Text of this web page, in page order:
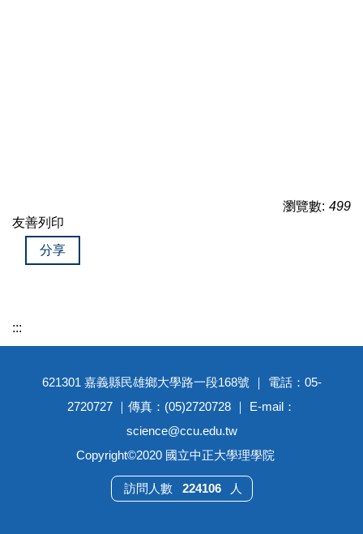
瀏覽數: 499
友善列印
分享
:::
621301 嘉義縣民雄鄉大學路一段168號 ｜ 電話：05-
2720727 ｜傳真：(05)2720728 ｜ E-mail：
science@ccu.edu.tw
Copyright©2020 國立中正大學理學院
224106